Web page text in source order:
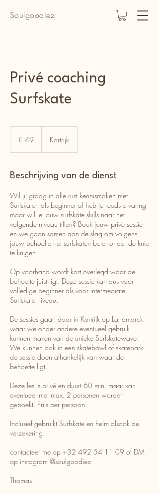
Soulgoodiez
Privé coaching
Surfskate
€ 49 Kortrijk
Beschrijving van de dienst
Wil jij graag in alle rust kennismaken met
Surfskaten als beginner of heb je reeds ervaring
maar wil je jouw surfskate skills naar het
volgende niveau tillen? Boek jouw privé sessie
en we gaan samen aan de slag om volgens
jouw behoefte het surfskaten beter onder de knie
te krijgen.
Op voorhand wordt kort overlegd waar de
behoefte juist ligt. Deze sessie kan dus voor
volledige beginner als voor intermediate
Surfskate niveau.
De sessies gaan door in Kortrijk op Landmarck
waar we onder andere eventueel gebruik
kunnen maken van de unieke Surfskatewave.
We kunnen ook in een skatebowl of skatepark
de sessie doen afhankelijk van waar de
behoefte ligt.
Deze les is privé en duurt 60 min. maar kan
eventueel met max. 2 personen worden
geboekt. Prijs per persoon.
Inclusief gebruikt Surfskate en helm alsook de
verzekering.
contacteer me op +32 492 54 11 09 of DM
op instagram @soulgoodiez
Thomas